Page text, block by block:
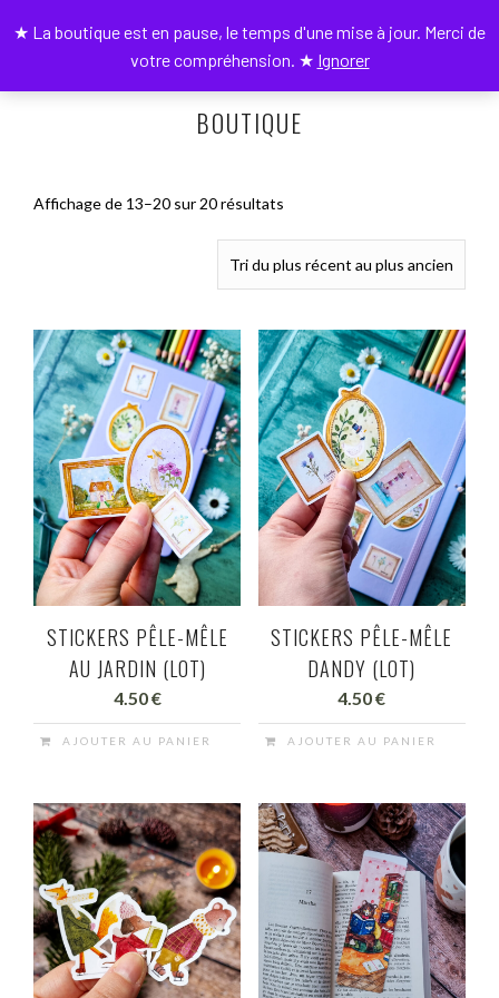
0
BOUTIQUE
Affichage de 13–20 sur 20 résultats
récent
ancien
STICKERS PÊLE-MÊLE
AU JARDIN (LOT)
4.50€
AJOUTER AU PANIER
STICKERS PÊLE-MÊLE
DANDY (LOT)
4.50€
AJOUTER AU PANIER
★ La boutique est en pause, le temps d'une mise à jour. Merci de
votre compréhension. ★ Ignorer